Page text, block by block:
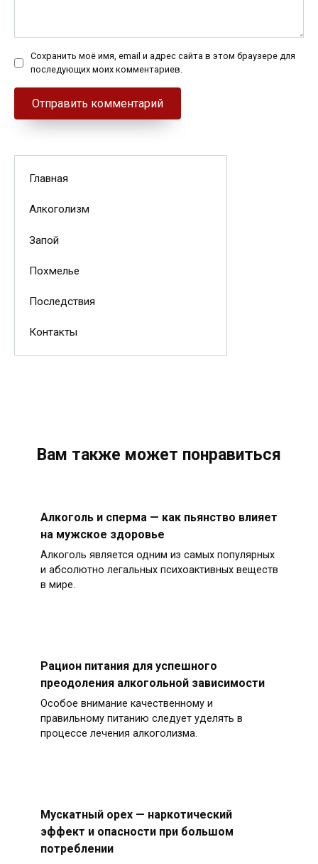
Сохранить моё имя, email и адрес сайта в этом браузере для
последующих моих комментариев.
Главная
Алкоголизм
Запой
Похмелье
Последствия
Контакты
Вам также может понравиться
Алкоголь и сперма — как пьянство влияет
на мужское здоровье
Алкоголь является одним из самых популярных
и абсолютно легальных психоактивных веществ
в мире.
Рацион питания для успешного
преодоления алкогольной зависимости
Особое внимание качественному и
правильному питанию следует уделять в
процессе лечения алкоголизма.
Мускатный орех — наркотический
эффект и опасности при большом
потреблении